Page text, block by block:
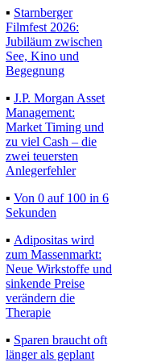
▪ Starnberger
Filmfest 2026:
Jubiläum zwischen
See, Kino und
Begegnung
▪ J.P. Morgan Asset
Management:
Market Timing und
zu viel Cash – die
zwei teuersten
Anlegerfehler
▪ Von 0 auf 100 in 6
Sekunden
▪ Adipositas wird
zum Massenmarkt:
Neue Wirkstoffe und
sinkende Preise
verändern die
Therapie
▪ Sparen braucht oft
länger als geplant